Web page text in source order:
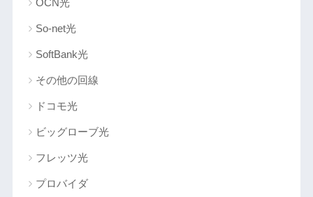
So-net光
SoftBank光
その他の回線
ドコモ光
ビッグローブ光
フレッツ光
プロバイダ